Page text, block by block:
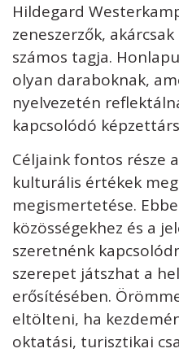
Hildegard
zeneszerzők,
számos tagja.
olyan daraboknak,
nyelvezetén
kapcsolódó
Céljaink fontos része
kulturális értékek
megismertetése.
közösségekhez és a
szeretnénk
szerepet játszhat a
erősítésében.
eltölteni, ha
oktatási, turisztikai